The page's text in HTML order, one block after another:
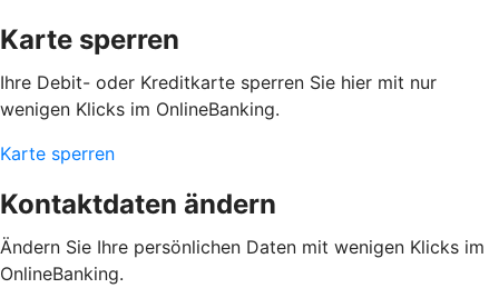
Karte sperren
Ihre Debit- oder Kreditkarte sperren Sie hier mit nur
wenigen Klicks im OnlineBanking.
Karte sperren
Kontaktdaten ändern
Ändern Sie Ihre persönlichen Daten mit wenigen Klicks im
OnlineBanking.